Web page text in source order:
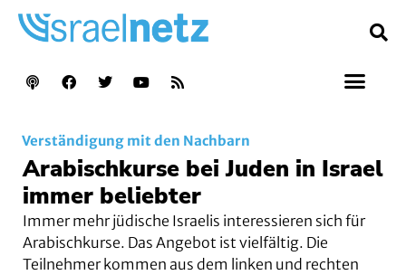
Verständigung mit den Nachbarn
Arabischkurse bei Juden in Israel
immer beliebter
Immer mehr jüdische Israelis interessieren sich für
Arabischkurse. Das Angebot ist vielfältig. Die
Teilnehmer kommen aus dem linken und rechten